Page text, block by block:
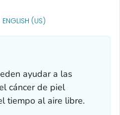
LINK FOR DETAILS.
ENGLISH (US)
ayudar a las
cáncer de piel
tiempo al aire libre.